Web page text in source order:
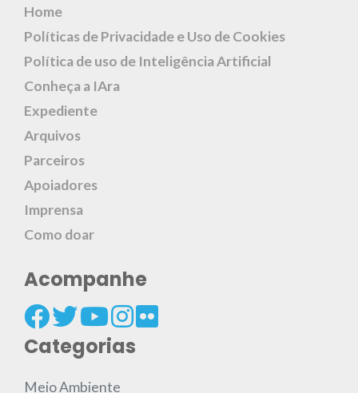
Home
Políticas de Privacidade e Uso de Cookies
Política de uso de Inteligência Artificial
Conheça a IAra
Expediente
Arquivos
Parceiros
Apoiadores
Imprensa
Como doar
Acompanhe
Categorias
Meio Ambiente